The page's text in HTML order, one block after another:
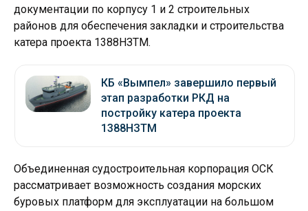
документации по корпусу 1 и 2 строительных
районов для обеспечения закладки и строительства
катера проекта 1388НЗТМ.
КБ «Вымпел» завершило первый
этап разработки РКД на
постройку катера проекта
1388НЗТМ
Объединенная судостроительная корпорация ОСК
рассматривает возможность создания морских
буровых платформ для эксплуатации на большом